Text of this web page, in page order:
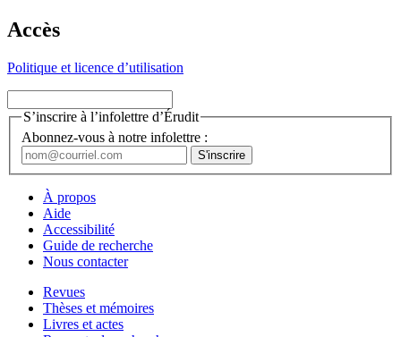
Accès
Politique et licence d’utilisation
S’inscrire à l’infolettre d’Érudit
Abonnez-vous à notre infolettre :
À propos
Aide
Accessibilité
Guide de recherche
Nous contacter
Revues
Thèses et mémoires
Livres et actes